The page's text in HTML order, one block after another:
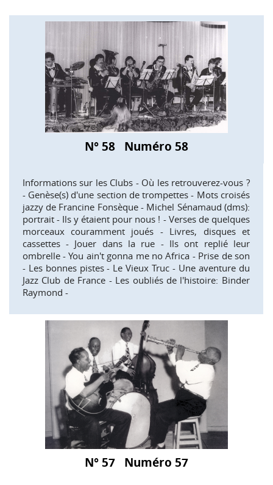
N° 58 Numéro 58
Informations sur les Clubs - Où les retrouverez-vous ?
- Genèse(s) d'une section de trompettes - Mots croisés
jazzy de Francine Fonsèque - Michel Sénamaud (dms):
portrait - Ils y étaient pour nous ! - Verses de quelques
morceaux couramment joués - Livres, disques et
cassettes - Jouer dans la rue - Ils ont replié leur
ombrelle - You ain't gonna me no Africa - Prise de son
- Les bonnes pistes - Le Vieux Truc - Une aventure du
Jazz Club de France - Les oubliés de l'histoire: Binder
Raymond -
N° 57 Numéro 57